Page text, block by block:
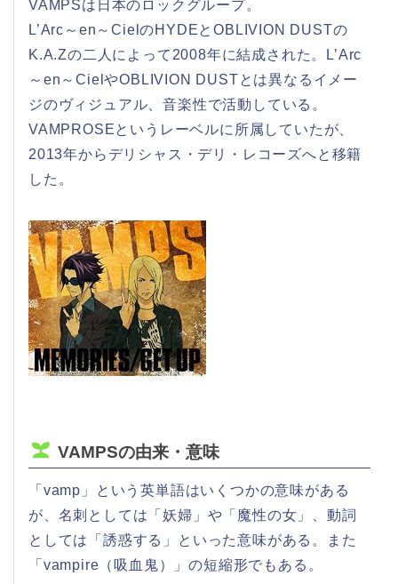
VAMPSは日本のロックグループ。
L’Arc～en～CielのHYDEとOBLIVION DUSTの
K.A.Zの二人によって2008年に結成された。L’Arc
～en～CielやOBLIVION DUSTとは異なるイメー
ジのヴィジュアル、音楽性で活動している。
VAMPROSEというレーベルに所属していたが、
2013年からデリシャス・デリ・レコーズへと移籍
した。
VAMPSの由来・意味
「vamp」という英単語はいくつかの意味がある
が、名刺としては「妖婦」や「魔性の女」、動詞
としては「誘惑する」といった意味がある。また
「vampire（吸血鬼）」の短縮形でもある。